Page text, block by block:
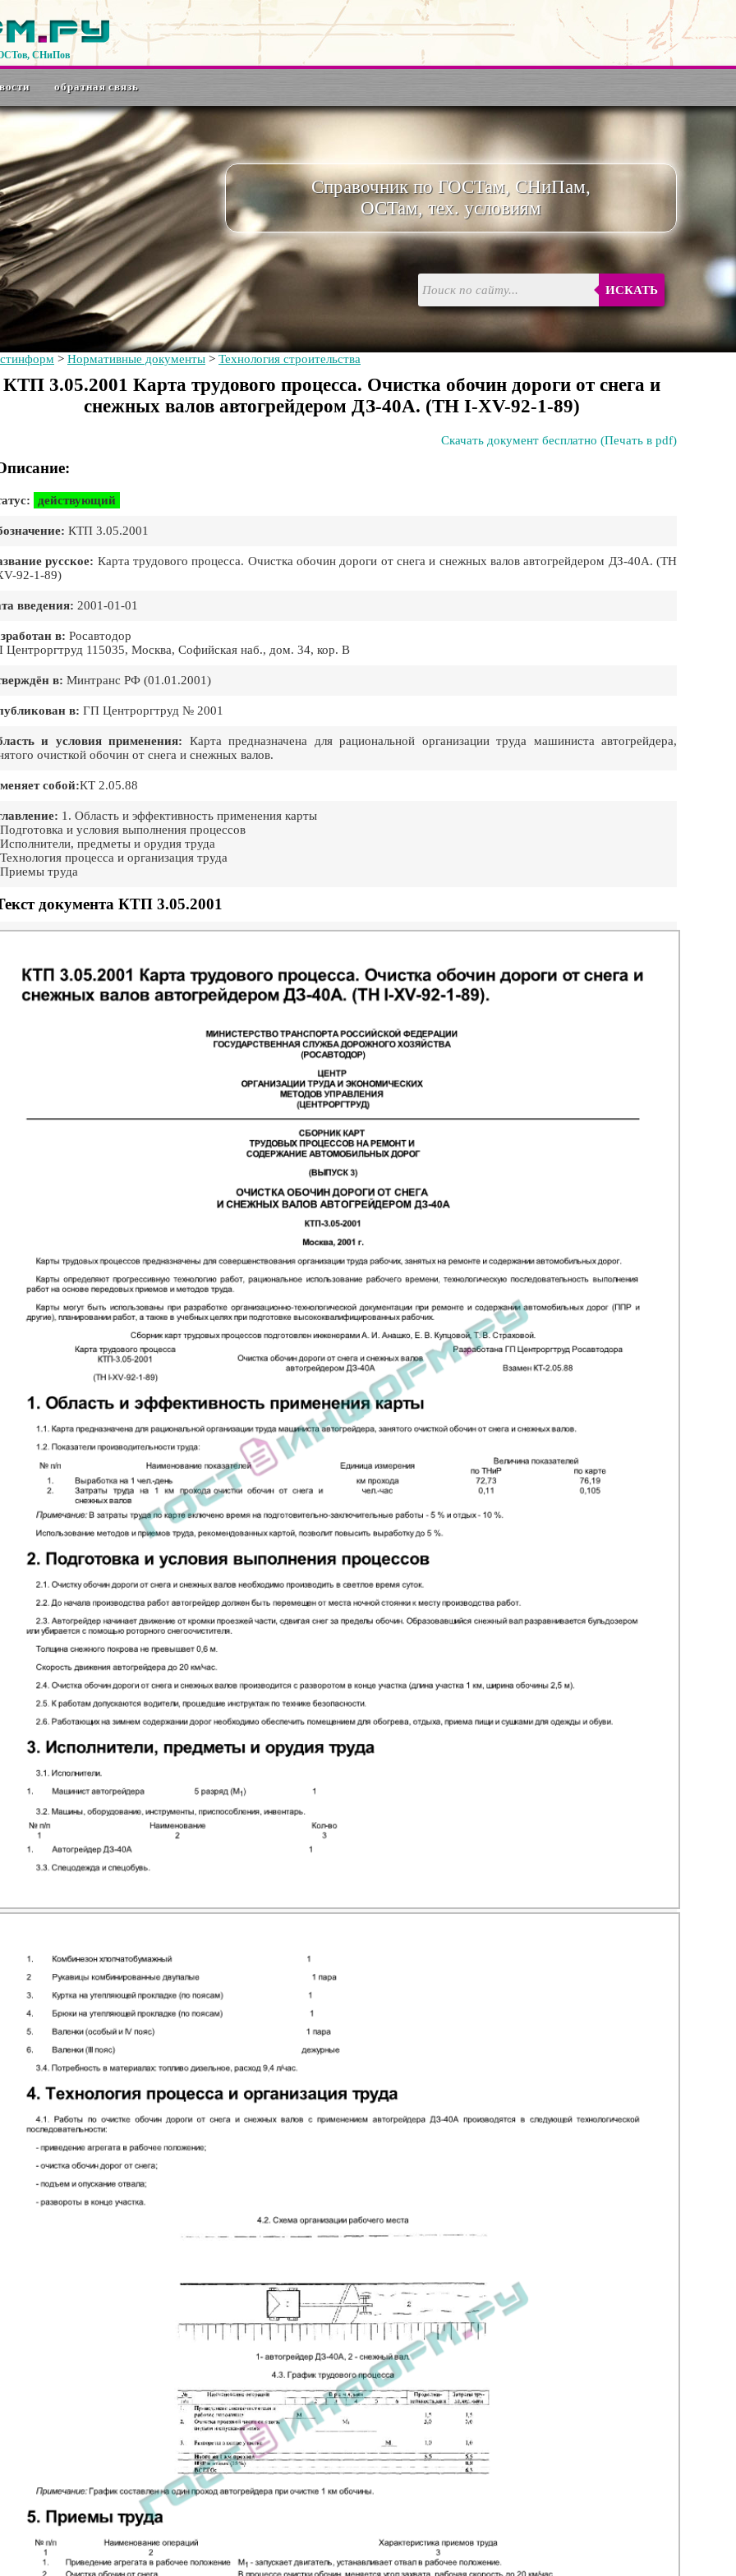
СНиПов
обратная связь
Справочник по ГОСТам, СНиПам,
ОСТам, тех. условиям
ИСКАТЬ
> Нормативные документы > Технология строительства
КТП 3.05.2001 Карта трудового процесса. Очистка обочин дороги от снега и
снежных валов автогрейдером ДЗ-40А. (TH I-XV-92-1-89)
Скачать документ бесплатно (Печать в pdf)
действующий
КТП 3.05.2001
русское: Карта трудового процесса. Очистка обочин дороги от снега и снежных валов автогрейдером ДЗ-40А. (TH
92-1-89)
введения: 2001-01-01
в: Росавтодор
Центроргтруд 115035, Москва, Софийская наб., дом. 34, кор. В
в: Минтранс РФ (01.01.2001)
в: ГП Центроргтруд № 2001
и условия применения: Карта предназначена для рациональной организации труда машиниста автогрейдера,
очисткой обочин от снега и снежных валов.
собой:КТ 2.05.88
1. Область и эффективность применения карты
и условия выполнения процессов
предметы и орудия труда
процесса и организация труда
труда
документа КТП 3.05.2001